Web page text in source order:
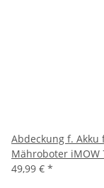
Abdeckung f. Akku
Mähroboter iMOW
49,99 € *